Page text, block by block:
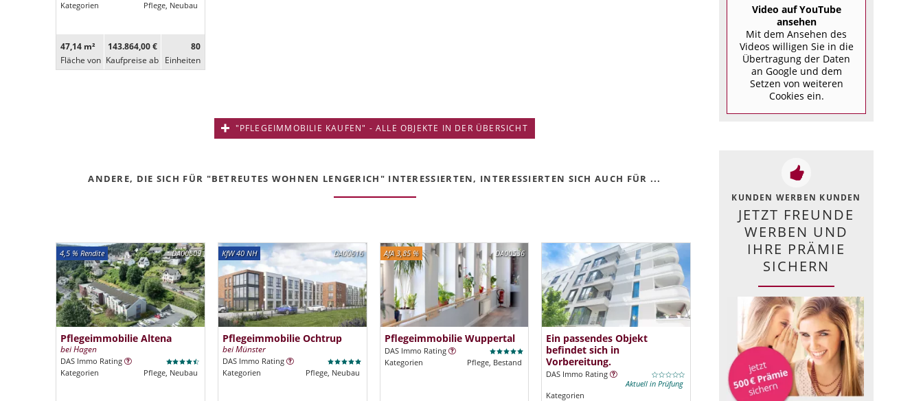
Kategorien
Pflege, Neubau
47,14 m²
Fläche von
143.864,00 €
Kaufpreise ab
80
Ein­heiten
"PFLEGEIMMOBILIE KAUFEN" - ALLE OBJEKTE IN DER ÜBERSICHT
ANDERE, DIE SICH FÜR "BETREUTES WOHNEN LENGERICH" INTERESSIERTEN, INTERESSIERTEN SICH AUCH FÜR ...
DA00609
4,5 % Rendite
Pflegeimmobilie Altena
bei Hagen
DAS Immo Rating
Kategorien
Pflege, Neubau
DA00616
KfW 40 NH
Pflegeimmobilie Ochtrup
bei Münster
DAS Immo Rating
Kategorien
Pflege, Neubau
DA00536
AfA 3,85 %
Pflegeimmobilie Wuppertal
DAS Immo Rating
Kategorien
Pflege, Bestand
Ein passendes Objekt
befindet sich in
Vorbereitung.
DAS Immo Rating
Aktuell in Prüfung
Kategorien
Video auf YouTube
ansehen
Mit dem Ansehen des
Videos willigen Sie in die
Übertragung der Daten
an Google und dem
Setzen von weiteren
Cookies ein.
KUNDEN WERBEN KUNDEN
JETZT FREUNDE
WERBEN UND
IHRE PRÄMIE
SICHERN